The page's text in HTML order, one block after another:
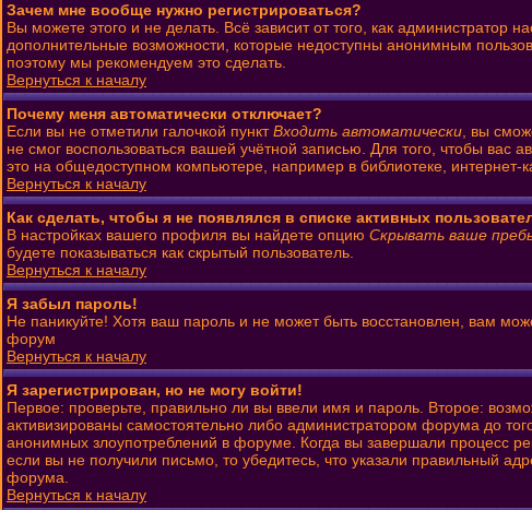
Зачем мне вообще нужно регистрироваться?
Вы можете этого и не делать. Всё зависит от того, как
дополнительные возможности, которые недоступны анонимным
поэтому мы рекомендуем это сделать.
Вернуться к началу
Почему меня автоматически отключает?
Если вы не отметили галочкой пунктВходить автоматически , вы
не смог воспользоваться вашей учётной записью. Для того, чтобы
это на общедоступном компьютере, например в библиотеке, интернет-
Вернуться к началу
Как сделать, чтобы я не появлялся в списке активных
В настройках вашего профиля вы найдете опцию Скрывать ваше
будете показываться как скрытый пользователь.
Вернуться к началу
Я забыл пароль!
Не паникуйте! Хотя ваш пароль и не может быть восстановлен, вам
форум
Вернуться к началу
Я зарегистрирован, но не могу войти!
Первое: проверьте, правильно ли вы ввели имя и пароль. Второе:
активизированы самостоятельно либо администратором форума до
анонимных злоупотреблений в форуме. Когда вы завершали процесс
если вы не получили письмо, то убедитесь, что указали правильный
форума.
Вернуться к началу